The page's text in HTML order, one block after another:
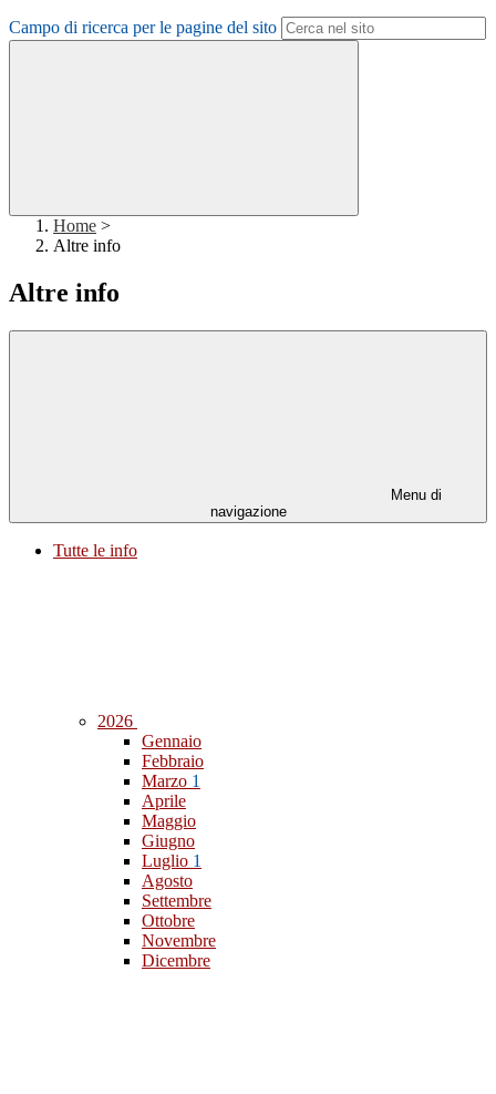
Campo di ricerca per le pagine del sito
Home >
Altre info
Altre info
Menu di
navigazione
Tutte le info
2026
Gennaio
Febbraio
Marzo 1
Aprile
Maggio
Giugno
Luglio 1
Agosto
Settembre
Ottobre
Novembre
Dicembre